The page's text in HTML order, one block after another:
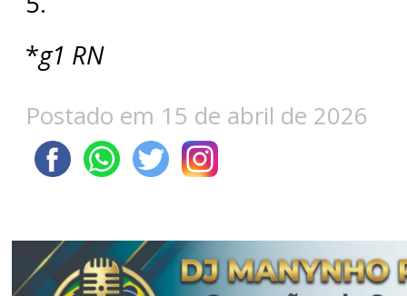
*g1 RN
Postado em 15 de abril de 2026